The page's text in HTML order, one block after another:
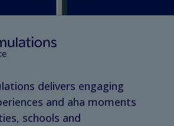
delivers engaging
and aha moments
schools and